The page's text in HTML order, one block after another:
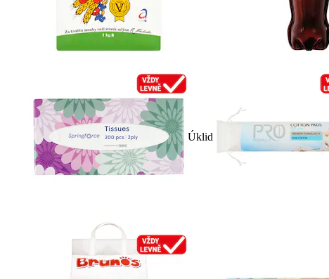
Úklid